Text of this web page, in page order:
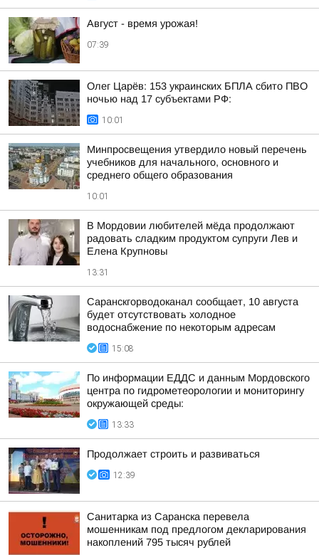
Август - время урожая!
07:39
Олег Царёв: 153 украинских БПЛА сбито ПВО
ночью над 17 субъектами РФ:
10:01
Минпросвещения утвердило новый перечень
учебников для начального, основного и
среднего общего образования
10:01
В Мордовии любителей мёда продолжают
радовать сладким продуктом супруги Лев и
Елена Крупновы
13:31
Саранскгорводоканал сообщает, 10 августа
будет отсутствовать холодное
водоснабжение по некоторым адресам
15:08
По информации ЕДДС и данным Мордовского
центра по гидрометеорологии и мониторингу
окружающей среды:
13:33
Продолжает строить и развиваться
12:39
Санитарка из Саранска перевела
мошенникам под предлогом декларирования
накоплений 795 тысяч рублей